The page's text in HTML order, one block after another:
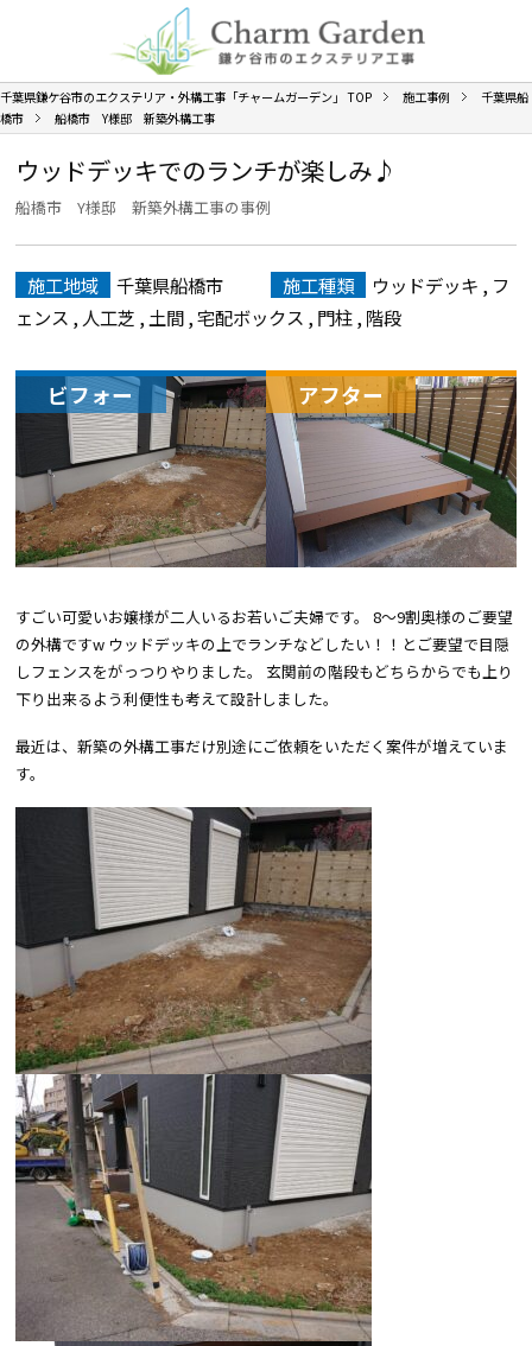
千葉県鎌ケ谷市のエクステリア・外構工事「チャームガーデン」 TOP 施工事例
千葉県船
橋市
船橋市 Y様邸 新築外構工事
ウッドデッキでのランチが楽しみ♪
船橋市 Y様邸 新築外構工事の事例
施工地域 千葉県船橋市 施工種類 ウッドデッキ , フ
ェンス , 人工芝 , 土間,宅配ボックス , 門柱, 階段
すごい可愛いお嬢様が二人いるお若いご夫婦です。 8～9割奥様のご要望
の外構ですw ウッドデッキの上でランチなどしたい！！とご要望で目隠
しフェンスをがっつりやりました。 玄関前の階段もどちらからでも上り
下り出来るよう利便性も考えて設計しました。
最近は、新築の外構工事だけ別途にご依頼をいただく案件が増えていま
す。